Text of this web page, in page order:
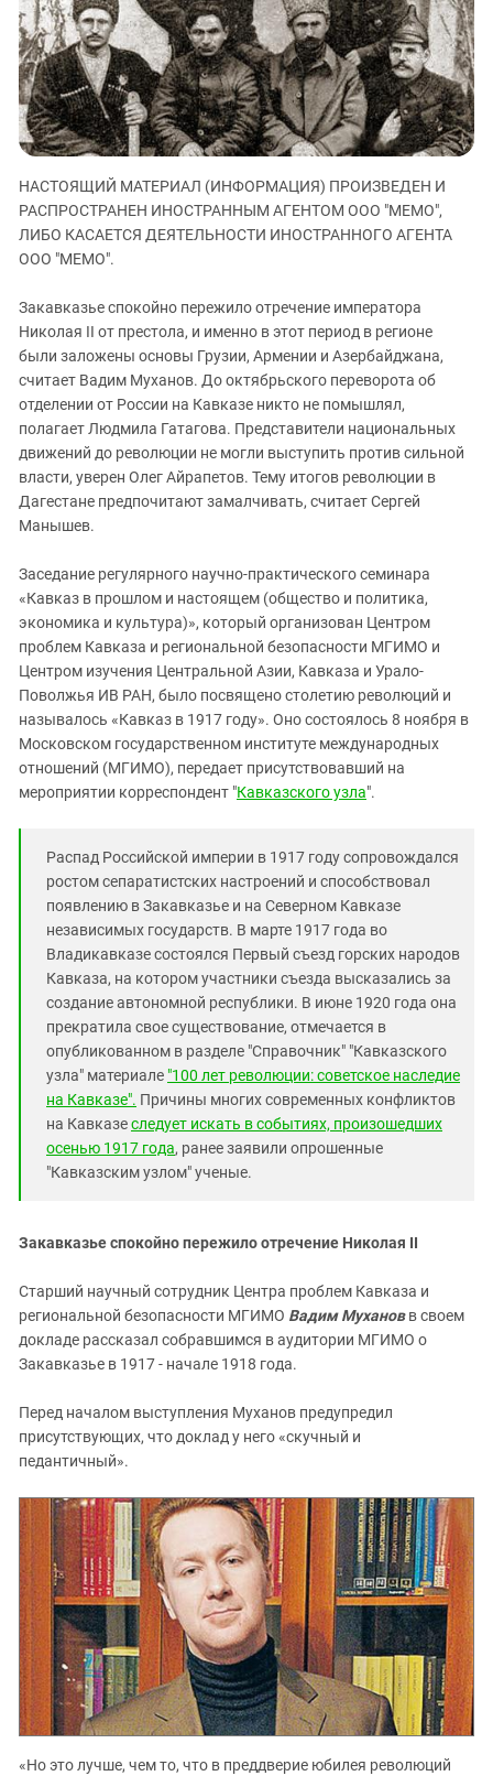
ЗАСТАВЛЯЕТ
КАВКАЗ ЗА ПАЛЕСТИНУ
ИНАКОМЫСЛИЕ В ЧЕЧНЕ
ПРЕСЛЕДОВАНИЕ АКТИВИСТОВ
МОБИЛИЗАЦИЯ И ПРОТЕСТЫ
Дагестан
Ингушетия
Кабардино-Балкария
Калмыкия
Карачаево-Черкесия
Краснодарский край
Российская Федерация
Северная Осетия - Алания
СКФО
Ставропольский край
Чечня
Южная Осетия
Южный Кавказ
ЮФО
НАСТОЯЩИЙ МАТЕРИАЛ (ИНФОРМАЦИЯ) ПРОИЗВЕДЕН И
РАСПРОСТРАНЕН ИНОСТРАННЫМ АГЕНТОМ ООО "МЕМО",
ЛИБО КАСАЕТСЯ ДЕЯТЕЛЬНОСТИ ИНОСТРАННОГО АГЕНТА
ООО "МЕМО".
Закавказье спокойно пережило отречение императора
Николая II от престола, и именно в этот период в регионе
были заложены основы Грузии, Армении и Азербайджана,
считает Вадим Муханов. До октябрьского переворота об
отделении от России на Кавказе никто не помышлял,
полагает Людмила Гатагова. Представители национальных
движений до революции не могли выступить против сильной
власти, уверен Олег Айрапетов. Тему итогов революции в
Дагестане предпочитают замалчивать, считает Сергей
Манышев.
Заседание регулярного научно-практического семинара
«Кавказ в прошлом и настоящем (общество и политика,
экономика и культура)», который организован Центром
проблем Кавказа и региональной безопасности МГИМО и
Центром изучения Центральной Азии, Кавказа и Урало-
Поволжья ИВ РАН, было посвящено столетию революций и
называлось «Кавказ в 1917 году». Оно состоялось 8 ноября в
Московском государственном институте международных
отношений (МГИМО), передает присутствовавший на
мероприятии корреспондент "Кавказского узла".
Распад Российской империи в 1917 году сопровождался
ростом сепаратистских настроений и способствовал
появлению в Закавказье и на Северном Кавказе
независимых государств. В марте 1917 года во
Владикавказе состоялся Первый съезд горских народов
Кавказа, на котором участники съезда высказались за
создание автономной республики. В июне 1920 года она
прекратила свое существование, отмечается в
опубликованном в разделе "Справочник" "Кавказского
узла" материале "100 лет революции: советскоe наследие
на Кавказе". Причины многих современных конфликтов
на Кавказеследует искать в событиях, произошедших
осенью 1917 года, ранее заявили опрошенные
"Кавказским узлом" ученые.
Закавказье спокойно пережило отречение Николая II
Старший научный сотрудник Центра проблем Кавказа и
региональной безопасности МГИМО Вадим Мухановв своем
докладе рассказал собравшимся в аудитории МГИМО о
Закавказье в 1917 - начале 1918 года.
Перед началом выступления Муханов предупредил
присутствующих, что доклад у него «скучный и
педантичный».
«Но это лучше, чем то, что в преддверие юбилея революций